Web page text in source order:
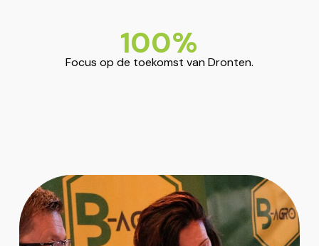
100%
Focus op de toekomst van Dronten.